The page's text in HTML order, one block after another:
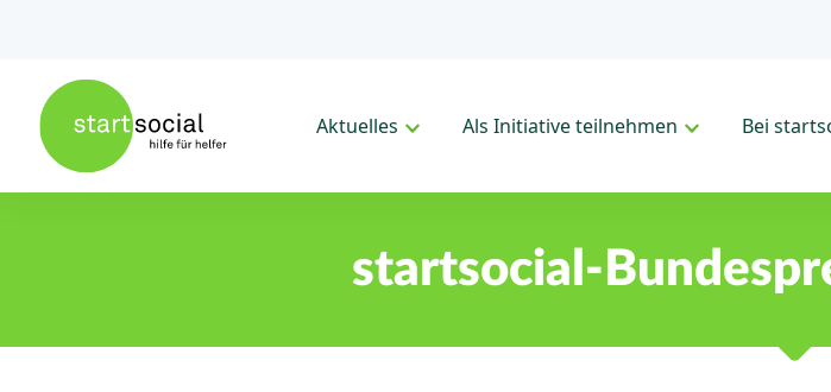
Aktuelles Als Initiative teilnehmen Bei
startsocial-